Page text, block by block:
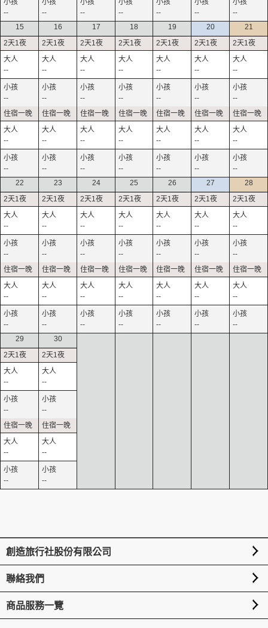
-- -- -- -- -- --
--
15
--
--
--
--
16
--
--
--
--
17
--
--
--
--
18
--
--
--
--
19
--
--
--
--
20
--
--
--
--
21
--
--
--
--
22
--
--
--
--
23
--
--
--
--
24
--
--
--
--
25
--
--
--
--
26
--
--
--
--
27
--
--
--
--
28
--
--
--
--
29
--
--
--
--
30
--
--
--
--
創造旅行社股份有限公司
聯絡我們
商品服務一覽